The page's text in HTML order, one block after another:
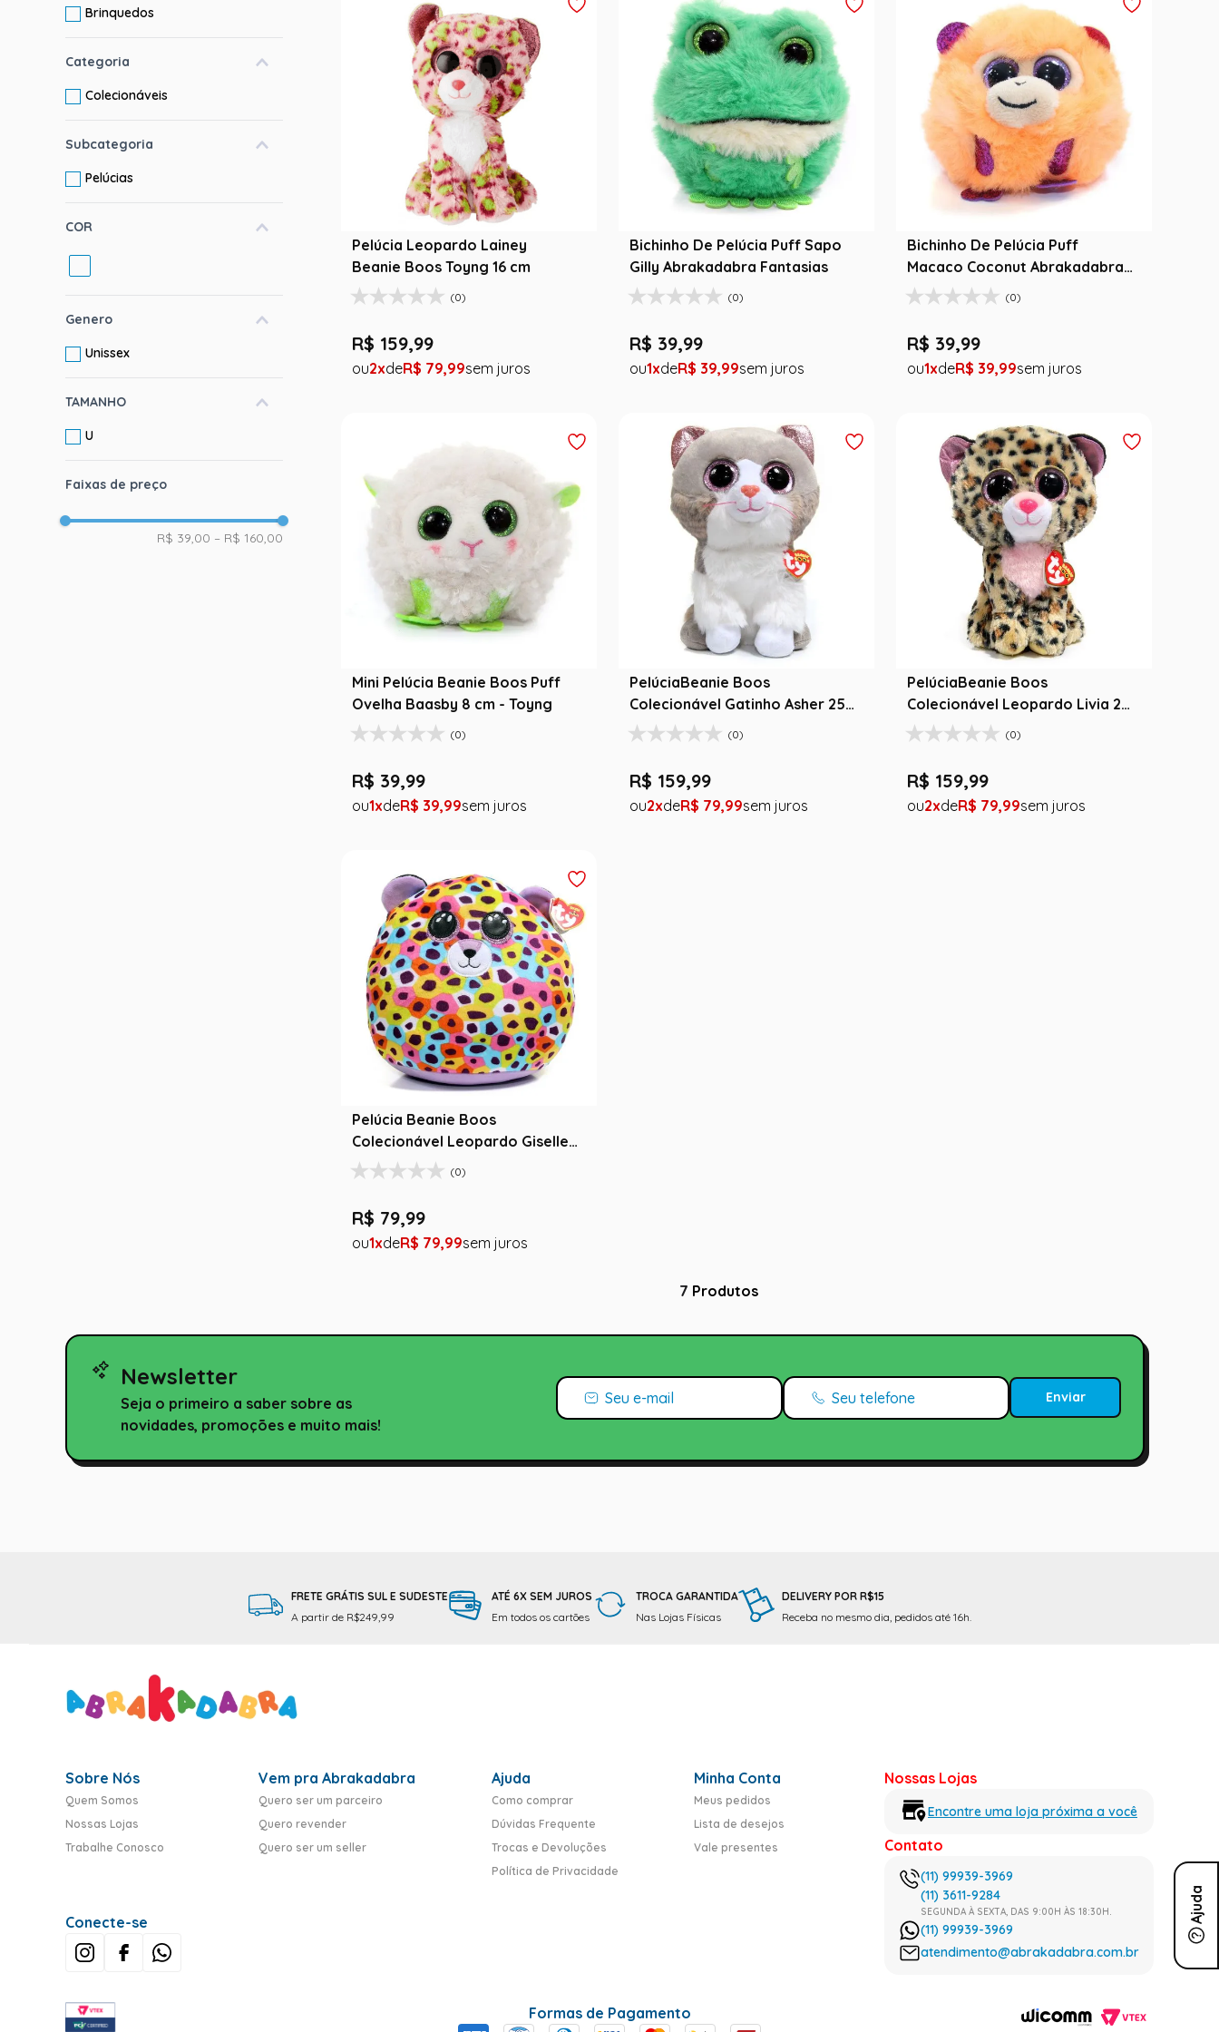
Brinquedos
Categoria
Colecionáveis
Subcategoria
Pelúcias
COR
Genero
Unissex
TAMANHO
U
Faixas de preço
R$ 39,00 – R$ 160,00
Pelúcia Leopardo Lainey
Beanie Boos Toyng 16 cm
(0)
R$ 159,99
2 R$ 79,99
Bichinho De Pelúcia Puff Sapo
Gilly Abrakadabra Fantasias
(0)
R$ 39,99
1 R$ 39,99
Bichinho De Pelúcia Puff
Macaco Coconut Abrakadabra
Fantasia
(0)
R$ 39,99
1 R$ 39,99
Mini Pelúcia Beanie Boos Puff
Ovelha Baasby 8 cm - Toyng
(0)
R$ 39,99
1 R$ 39,99
PelúciaBeanie Boos
Colecionável Gatinho Asher 25
cm - Toyng
(0)
R$ 159,99
2 R$ 79,99
PelúciaBeanie Boos
Colecionável Leopardo Livia 25
cm - Toyng
(0)
R$ 159,99
2 R$ 79,99
Pelúcia Beanie Boos
Colecionável Leopardo Giselle
22 -Toyng
(0)
R$ 79,99
1 R$ 79,99
7 Produtos
Newsletter
Seja o primeiro a saber sobre as
novidades, promoções e muito mais!
Enviar
Ajuda
FRETE GRÁTIS SUL E SUDESTE
A partir de R$249,99
ATÉ 6X SEM JUROS
Em todos os cartões
TROCA GARANTIDA
Nas Lojas Físicas
DELIVERY POR R$15
Receba no mesmo dia, pedidos até 16h.
Sobre Nós
Quem Somos
Nossas Lojas
Trabalhe Conosco
Conecte-se
Vem pra Abrakadabra
Quero ser um parceiro
Quero revender
Quero ser um seller
Ajuda
Como comprar
Dúvidas Frequente
Trocas e Devoluções
Política de Privacidade
Minha Conta
Meus pedidos
Lista de desejos
Vale presentes
Nossas Lojas
Encontre uma loja próxima a você
Contato
(11) 99939-3969
(11) 3611-9284
SEGUNDA À SEXTA, DAS 9:00H ÀS 18:30H.
(11) 99939-3969
atendimento@abrakadabra.com.br
Formas de Pagamento